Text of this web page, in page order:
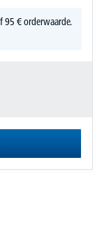
95 € orderwaarde.